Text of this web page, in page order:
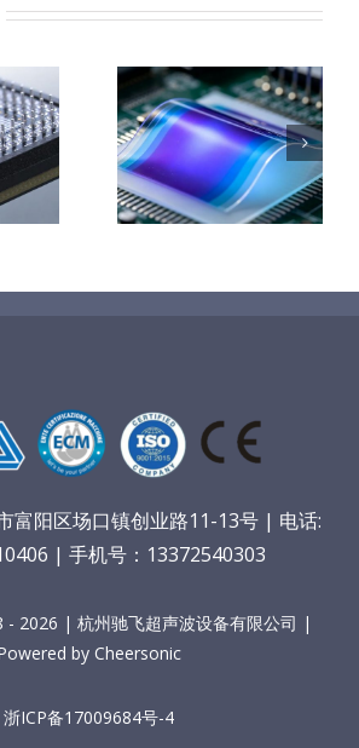
膜光致
备 超
涂工艺
应用研
钛基钌铱阳极
超声波涂覆解
决方案
富阳区场口镇创业路11-13号 | 电话:
| 手机号：13372540303
2026 | 杭州驰飞超声波设备有限公司 |
by Cheersonic
浙ICP备17009684号-4